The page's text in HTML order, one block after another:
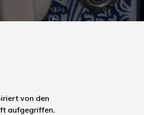
von den
aufgegriffen.